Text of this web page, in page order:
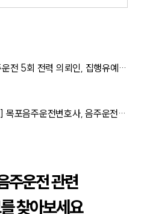
음주운전변호사 방어사례 | 음주운전 5회 전력 의뢰인, 집행유예 결정
[목포음주운전변호사 조력 사례] 목포음주운전변호사, 음주운전 집행유예로 감형 성공
주운전 관련
찾아보세요